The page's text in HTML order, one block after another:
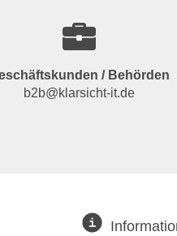
/ Behörden
b2b@klarsicht-it.de